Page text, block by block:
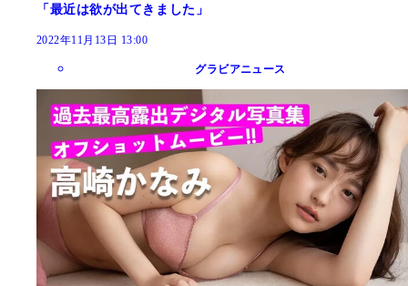
「最近は欲が出てきました」
2022年11月13日 13:00
グラビアニュース